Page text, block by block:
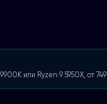
или Ryzen 9 5950X, от 749